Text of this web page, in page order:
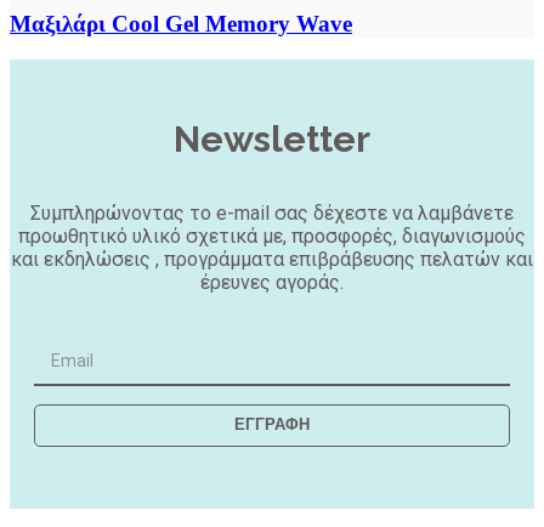
Μαξιλάρι Cool Gel Memory Wave
Newsletter
Συμπληρώνοντας το e-mail σας δέχεστε να λαμβάνετε
προωθητικό υλικό σχετικά με, προσφορές, διαγωνισμούς
και εκδηλώσεις , προγράμματα επιβράβευσης πελατών και
έρευνες αγοράς.
ΕΓΓΡΑΦΗ